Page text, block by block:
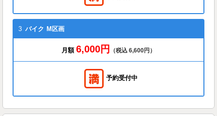
3 バイク M区画
月額 6,000円 （税込 6,600円）
予約受付中